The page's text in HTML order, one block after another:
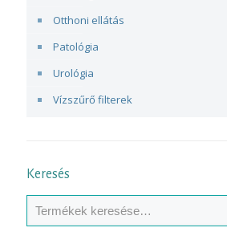
Otthoni ellátás
Patológia
Urológia
Vízszűrő filterek
Keresés